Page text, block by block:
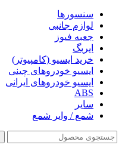
سنسورها
لوازم جانبی
جعبه فیوز
ایربگ
خرید ایسیو (کامپیوتر)
ایسیو خودروهای چینی
ایسیو خودروهای ایرانی
ABS
سایر
شمع / وایر شمع